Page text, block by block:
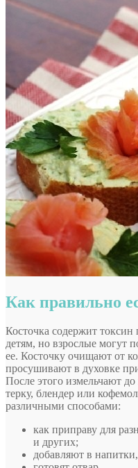
Как правильно
Косточка содержит токсин
детям, но взрослые могут
ее. Косточку очищают от
просушивают в духовке
После этого измельчают
терку, блендер или
различными способами:
как приправу для
и других;
добавляют в